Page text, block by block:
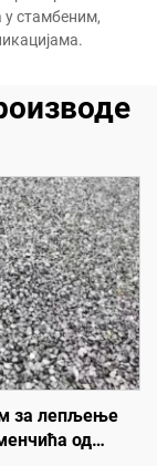
стамбеним,
за лепљење
од